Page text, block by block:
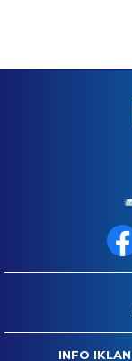
INFO IKLAN